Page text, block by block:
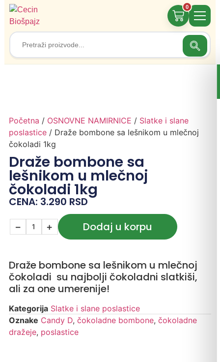
Search
for:
0
Početna / OSNOVNE NAMIRNICE / Slatke i slane
poslastice/ Draže bombone sa lešnikom u mlečnoj
čokoladi 1kg
Draže bombone sa
lešnikom u mlečnoj
čokoladi 1kg
CENA: 3.290 RSD
− + Dodaj u korpu
Draže bombone sa lešnikom u mlečnoj
čokoladi su najbolji čokoladni slatkiši,
ali za one umerenije!
Kategorija Slatke i slane poslastice
Oznake Candy D, čokoladne bombone, čokoladne
dražeje, poslastice